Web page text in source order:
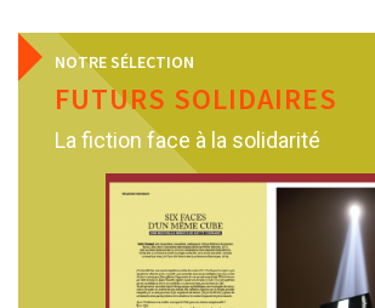
NOTRE SÉLECTION
FUTURS SOLIDAIRES
La fiction face à la solidarité